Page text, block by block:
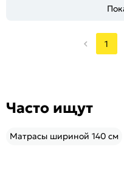
1
Часто ищут
Матрасы шириной 140 см